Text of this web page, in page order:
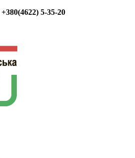
+380(4622) 5-35-20